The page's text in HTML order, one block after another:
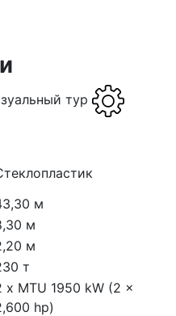
тур
м
м
м
т
x MTU 1950 kW (2 x
hp)